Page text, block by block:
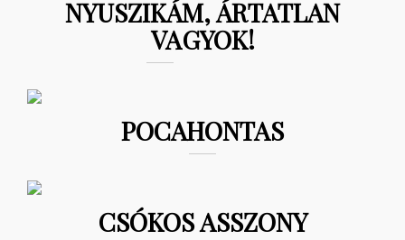
NYUSZIKÁM, ÁRTATLAN
VAGYOK!
POCAHONTAS
CSÓKOS ASSZONY